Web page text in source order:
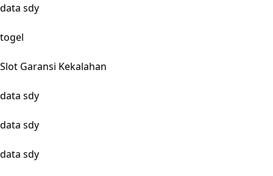
data sdy
togel
Slot Garansi Kekalahan
data sdy
data sdy
data sdy